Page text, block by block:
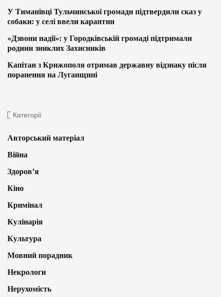
У Тиманівці Тульчинської громади підтвердили сказ у
собаки: у селі ввели карантин
«Дзвони надії»: у Городківській громаді підтримали
родини зниклих Захисників
Капітан з Крижополя отримав державну відзнаку після
поранення на Луганщині
Категорії
Авторський матеріал
Війна
Здоров’я
Кіно
Кримінал
Кулінарія
Культура
Мовний порадник
Некрологи
Нерухомість